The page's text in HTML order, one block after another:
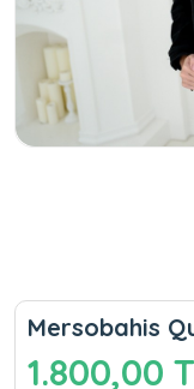
Mersobahis
1.800,00